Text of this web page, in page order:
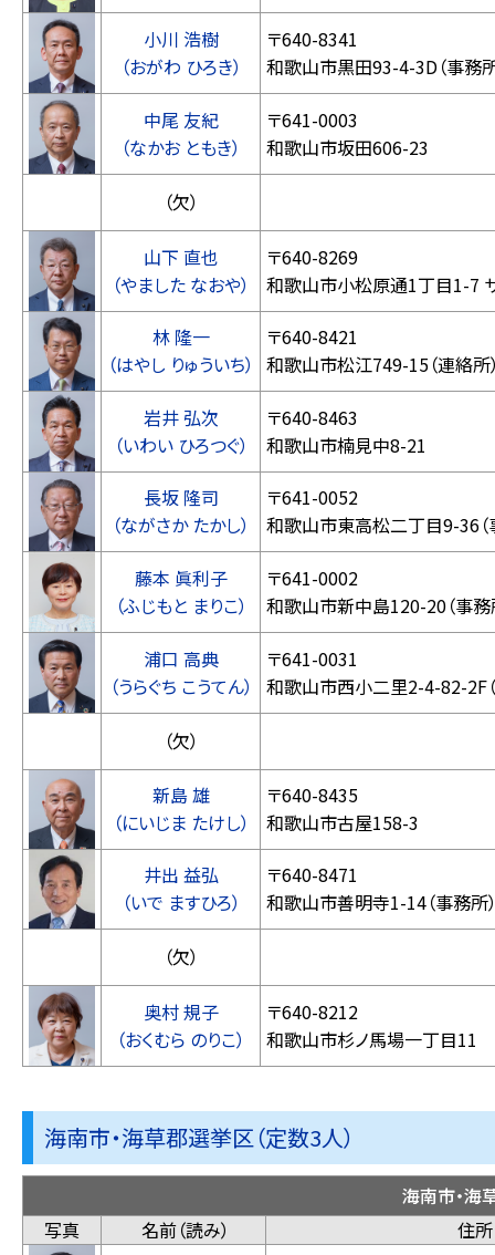
小川 浩樹
（おがわ ひろき）
〒640-8341
和歌山市黒田93-4-3D（事務
中尾 友紀
（なかお ともき）
〒641-0003
和歌山市坂田606-23
（欠）
山下 直也
（やました なおや）
〒640-8269
和歌山市小松原通1丁目1-7
林 隆一
（はやし りゅういち）
〒640-8421
和歌山市松江749-15（連絡所
岩井 弘次
（いわい ひろつぐ）
〒640-8463
和歌山市楠見中8-21
長坂 隆司
（ながさか たかし）
〒641-0052
和歌山市東高松二丁目9-36（
藤本 眞利子
（ふじもと まりこ）
〒641-0002
和歌山市新中島120-20（事務
浦口 高典
（うらぐち こうてん）
〒641-0031
和歌山市西小二里2-4-82-2F
（欠）
新島 雄
（にいじま たけし）
〒640-8435
和歌山市古屋158-3
井出 益弘
（いで ますひろ）
〒640-8471
和歌山市善明寺1-14（事務所
（欠）
奥村 規子
（おくむら のりこ）
〒640-8212
和歌山市杉ノ馬場一丁目11
海南市・海草郡選挙区（定数3人）
海南市・海
写真
名前（読み）
住所